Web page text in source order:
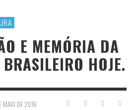
E MEMÓRIA DA
HOJE.
MAIO DE 2016